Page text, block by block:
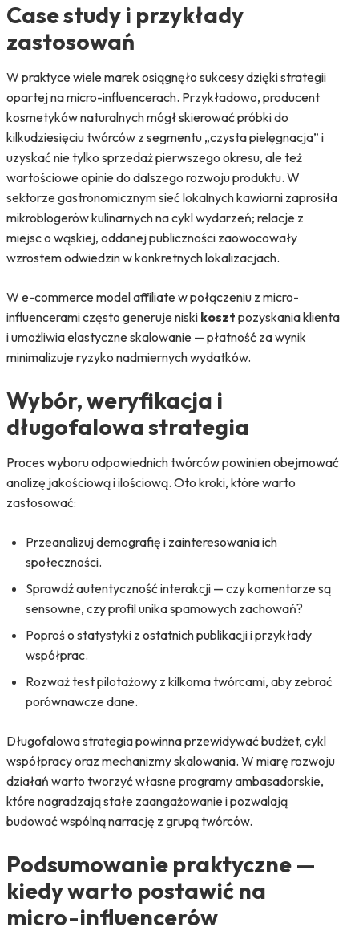
Case study i przykłady
zastosowań
W praktyce wiele marek osiągnęło sukcesy dzięki strategii
opartej na micro-influencerach. Przykładowo, producent
kosmetyków naturalnych mógł skierować próbki do
kilkudziesięciu twórców z segmentu „czysta pielęgnacja” i
uzyskać nie tylko sprzedaż pierwszego okresu, ale też
wartościowe opinie do dalszego rozwoju produktu. W
sektorze gastronomicznym sieć lokalnych kawiarni zaprosiła
mikroblogerów kulinarnych na cykl wydarzeń; relacje z
miejsc o wąskiej, oddanej publiczności zaowocowały
wzrostem odwiedzin w konkretnych lokalizacjach.
W e-commerce model affiliate w połączeniu z micro-
influencerami często generuje niski koszt pozyskania klienta
i umożliwia elastyczne skalowanie — płatność za wynik
minimalizuje ryzyko nadmiernych wydatków.
Wybór, weryfikacja i
długofalowa strategia
Proces wyboru odpowiednich twórców powinien obejmować
analizę jakościową i ilościową. Oto kroki, które warto
zastosować:
Przeanalizuj demografię i zainteresowania ich
społeczności.
Sprawdź autentyczność interakcji — czy komentarze są
sensowne, czy profil unika spamowych zachowań?
Poproś o statystyki z ostatnich publikacji i przykłady
współprac.
Rozważ test pilotażowy z kilkoma twórcami, aby zebrać
porównawcze dane.
Długofalowa strategia powinna przewidywać budżet, cykl
współpracy oraz mechanizmy skalowania. W miarę rozwoju
działań warto tworzyć własne programy ambasadorskie,
które nagradzają stałe zaangażowanie i pozwalają
budować wspólną narrację z grupą twórców.
Podsumowanie praktyczne —
kiedy warto postawić na
micro-influencerów